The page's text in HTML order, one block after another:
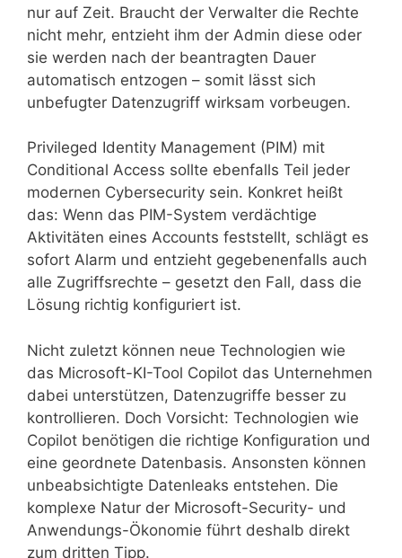
nur auf Zeit. Braucht der Verwalter die Rechte
nicht mehr, entzieht ihm der Admin diese oder
sie werden nach der beantragten Dauer
automatisch entzogen – somit lässt sich
unbefugter Datenzugriff wirksam vorbeugen.
Privileged Identity Management (PIM) mit
Conditional Access sollte ebenfalls Teil jeder
modernen Cybersecurity sein. Konkret heißt
das: Wenn das PIM-System verdächtige
Aktivitäten eines Accounts feststellt, schlägt es
sofort Alarm und entzieht gegebenenfalls auch
alle Zugriffsrechte – gesetzt den Fall, dass die
Lösung richtig konfiguriert ist.
Nicht zuletzt können neue Technologien wie
das Microsoft-KI-Tool Copilot das Unternehmen
dabei unterstützen, Datenzugriffe besser zu
kontrollieren. Doch Vorsicht: Technologien wie
Copilot benötigen die richtige Konfiguration und
eine geordnete Datenbasis. Ansonsten können
unbeabsichtigte Datenleaks entstehen. Die
komplexe Natur der Microsoft-Security- und
Anwendungs-Ökonomie führt deshalb direkt
zum dritten Tipp.